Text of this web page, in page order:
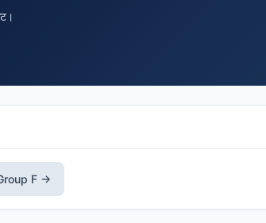
F →